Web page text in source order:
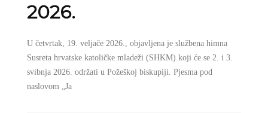
2026.
U četvrtak, 19. veljače 2026., objavljena je službena himna
Susreta hrvatske katoličke mladeži (SHKM) koji će se 2. i 3.
svibnja 2026. održati u Požeškoj biskupiji. Pjesma pod
naslovom „Ja